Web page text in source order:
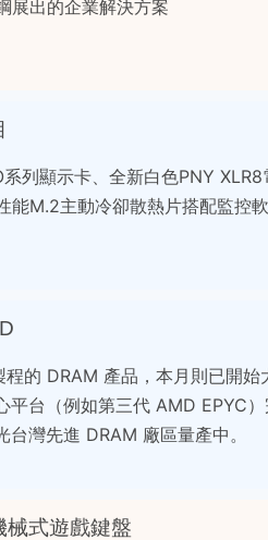
展出的企業解決方案
列顯示卡、全新白色PNY
能M.2主動冷卻散熱片搭配監控
的 DRAM 產品，本月則已開
平台（例如第三代 AMD EPYC
灣先進 DRAM 廠區量產中。
式遊戲鍵盤